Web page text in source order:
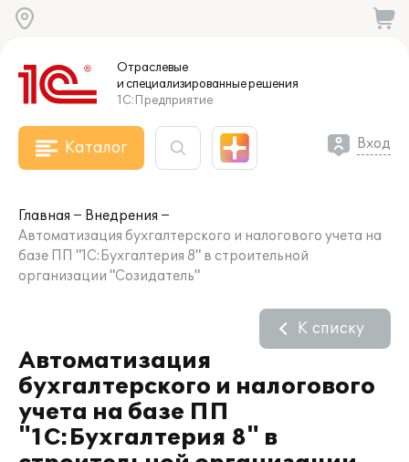
Отраслевые
и специализированныерешения
1С:Предприятие
Каталог Вход
Главная
Внедрения
Автоматизация бухгалтерского и налогового учета на
базе ПП "1С:Бухгалтерия 8" в строительной
организации "Созидатель"
Автоматизация
бухгалтерского и налогового
учета на базе ПП
"1С:Бухгалтерия 8" в
К списку